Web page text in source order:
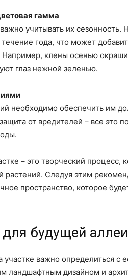
гамма
учитывать их сезонность.
года, что может
клены осенью
глаз нежной зеленью.
необходимо обеспечить им
от вредителей – все это
– это творческий процесс,
растений. Следуя этим
пространство, которое
будущей аллеи
участке важно определиться с
ландшафтным дизайном и